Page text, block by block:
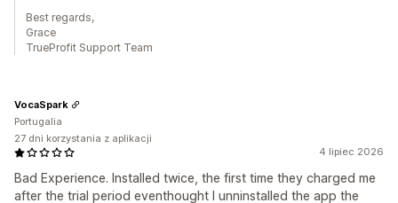
Best regards,
Grace
TrueProfit Support Team
4 lipiec 2026
Bad Experience. Installed twice, the first time they charged me
after the trial period eventhought I unninstalled the app the
VocaSpark
Portugalia
27 dni korzystania z aplikacji